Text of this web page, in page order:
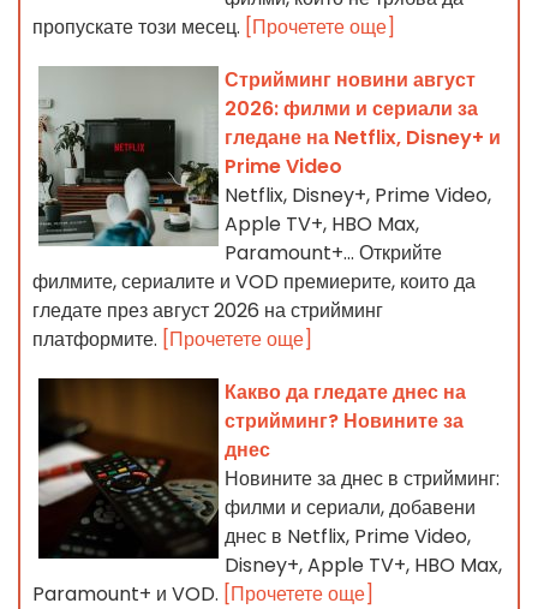
пропускате този месец. [Прочетете още]
Стрийминг новини август
2026: филми и сериали за
гледане на Netflix, Disney+ и
Prime Video
Netflix, Disney+, Prime Video,
Apple TV+, HBO Max,
Paramount+... Открийте
филмите, сериалите и VOD премиерите, които да
гледате през август 2026 на стрийминг
платформите. [Прочетете още]
Какво да гледате днес на
стрийминг? Новините за
днес
Новините за днес в стрийминг:
филми и сериали, добавени
днес в Netflix, Prime Video,
Disney+, Apple TV+, HBO Max,
Paramount+ и VOD. [Прочетете още]